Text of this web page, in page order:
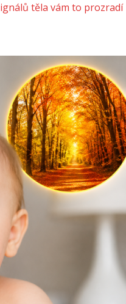
těla vám to prozradí